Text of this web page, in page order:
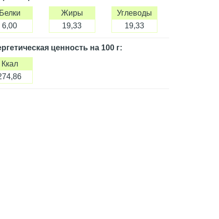
6,00
Жиры
19,33
Углеводы
19,33
ценностьна 100 г:
Ккал